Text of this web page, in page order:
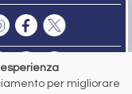
per migliorare